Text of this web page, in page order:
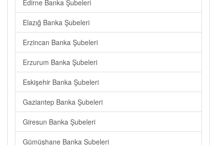
Edirne Banka Şubeleri
Elazığ Banka Şubeleri
Erzincan Banka Şubeleri
Erzurum Banka Şubeleri
Eskişehir Banka Şubeleri
Gaziantep Banka Şubeleri
Giresun Banka Şubeleri
Gümüşhane Banka Şubeleri